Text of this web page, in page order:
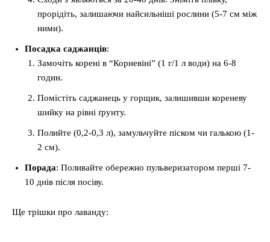
прорідіть, залишаючи найсильніші рослини (5-7 см між
ними).
Посадка саджанців:
Замочіть корені в “Корневіні” (1 г/1 л води) на 6-8
годин.
Помістіть саджанець у горщик, залишивши кореневу
шийку на рівні ґрунту.
Полийте (0,2-0,3 л), замульчуйте піском чи галькою (1-
2 см).
Порада: Поливайте обережно пульверизатором перші 7-
10 днів після посіву.
Ще трішки про лаванду: